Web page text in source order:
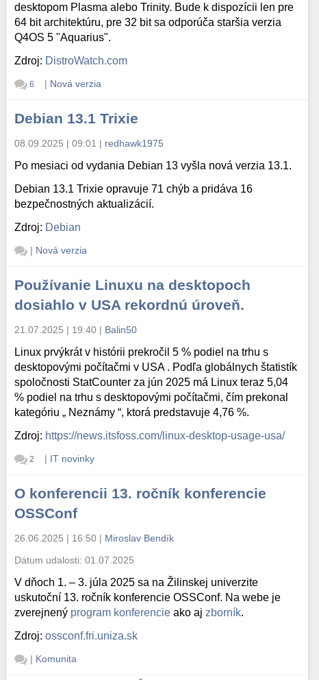
desktopom Plasma alebo Trinity. Bude k dispozícii len pre
64 bit architektúru, pre 32 bit sa odporúča staršia verzia
Q4OS 5 "Aquarius".
Zdroj: DistroWatch.com
6 | Nová verzia
Debian 13.1 Trixie
08.09.2025 | 09:01 | redhawk1975
Po mesiaci od vydania Debian 13 vyšla nová verzia 13.1.
Debian 13.1 Trixie opravuje 71 chýb a pridáva 16
bezpečnostných aktualizácií.
Zdroj: Debian
| Nová verzia
Používanie Linuxu na desktopoch
dosiahlo v USA rekordnú úroveň.
21.07.2025 | 19:40 | Balin50
Linux prvýkrát v histórii prekročil 5 % podiel na trhu s
desktopovými počítačmi v USA . Podľa globálnych štatistík
spoločnosti StatCounter za jún 2025 má Linux teraz 5,04
% podiel na trhu s desktopovými počítačmi, čím prekonal
kategóriu „ Neznámy “, ktorá predstavuje 4,76 %.
Zdroj: https://news.itsfoss.com/linux-desktop-usage-usa/
2 | IT novinky
O konferencii 13. ročník konferencie
OSSConf
26.06.2025 | 16:50 | Miroslav Bendík
Dátum udalosti:01.07.2025
V dňoch 1. – 3. júla 2025 sa na Žilinskej univerzite
uskutoční 13. ročník konferencie OSSConf. Na webe je
zverejnený program konferencie ako aj zborník.
Zdroj:ossconf.fri.uniza.sk
| Komunita